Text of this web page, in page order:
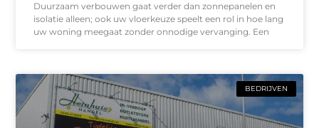
Duurzaam verbouwen gaat verder dan zonnepanelen en
isolatie alleen; ook uw vloerkeuze speelt een rol in hoe lang
uw woning meegaat zonder onnodige vervanging. Een
BEDRIJVEN